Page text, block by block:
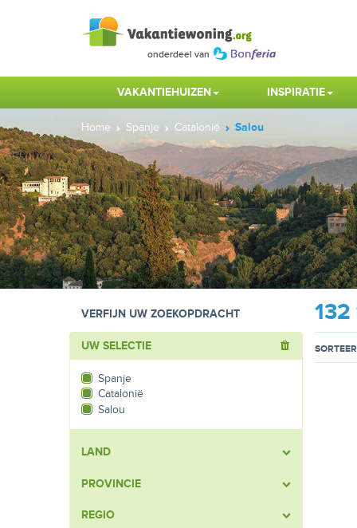
VAKANTIEHUIZEN INSPIRATIE
Home Spanje Catalonië Salou
VERFIJN UW ZOEKOPDRACHT 132
UW SELECTIE
Spanje
Catalonië
Salou
LAND
PROVINCIE
REGIO